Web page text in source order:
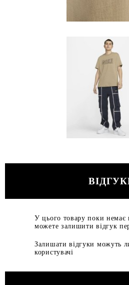
У цього товару поки немає
можете залишити відгук
Залишати відгуки можуть
користувачі